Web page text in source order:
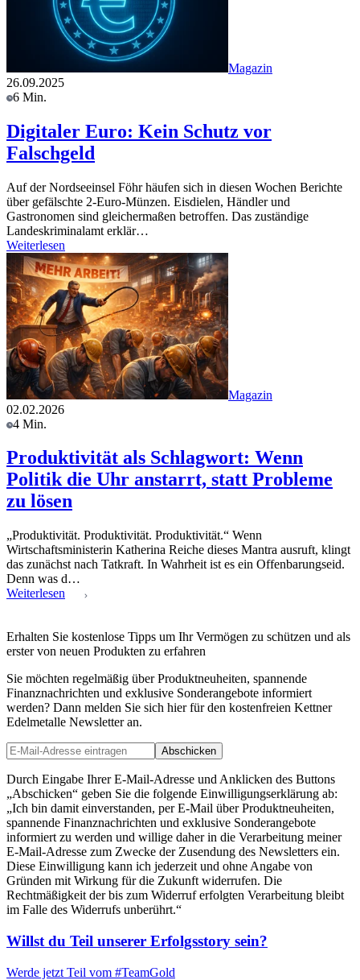
Magazin
26.09.2025
6 Min.
Digitaler Euro: Kein Schutz vor
Falschgeld
Auf der Nordseeinsel Föhr häufen sich in diesen Wochen Berichte
über gefälschte 2-Euro-Münzen. Eisdielen, Händler und
Gastronomen sind gleichermaßen betroffen. Das zuständige
Landeskriminalamt erklär…
Weiterlesen
Magazin
02.02.2026
4 Min.
Produktivität als Schlagwort: Wenn
Politik die Uhr anstarrt, statt Probleme
zu lösen
„Produktivität. Produktivität. Produktivität.“ Wenn
Wirtschaftsministerin Katherina Reiche dieses Mantra ausruft, klingt
das zunächst nach Tatkraft. In Wahrheit ist es ein Offenbarungseid.
Denn was d…
Weiterlesen
Erhalten Sie kostenlose Tipps um Ihr Vermögen zu schützen und als
erster von neuen Produkten zu erfahren
Sie möchten regelmäßig über Produktneuheiten, spannende
Finanznachrichten und exklusive Sonderangebote informiert
werden? Dann melden Sie sich hier für den kostenfreien Kettner
Edelmetalle Newsletter an.
Abschicken
Durch Eingabe Ihrer E-Mail-Adresse und Anklicken des Buttons
„Abschicken“ geben Sie die folgende Einwilligungserklärung ab:
„Ich bin damit einverstanden, per E-Mail über Produktneuheiten,
spannende Finanznachrichten und exklusive Sonderangebote
informiert zu werden und willige daher in die Verarbeitung meiner
E-Mail-Adresse zum Zwecke der Zusendung des Newsletters ein.
Diese Einwilligung kann ich jederzeit und ohne Angabe von
Gründen mit Wirkung für die Zukunft widerrufen. Die
Rechtmäßigkeit der bis zum Widerruf erfolgten Verarbeitung bleibt
im Falle des Widerrufs unberührt.“
Willst du Teil unserer Erfolgsstory sein?
Werde jetzt Teil vom #TeamGold